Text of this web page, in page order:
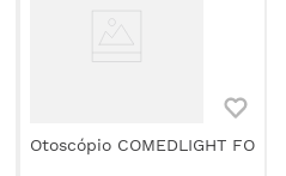
Otoscópio COMEDLIGHT FO